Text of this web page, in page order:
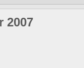
2007